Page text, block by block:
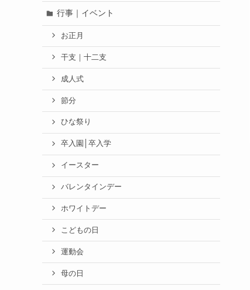
行事｜イベント
お正月
干支｜十二支
成人式
節分
ひな祭り
卒入園│卒入学
イースター
バレンタインデー
ホワイトデー
こどもの日
運動会
母の日